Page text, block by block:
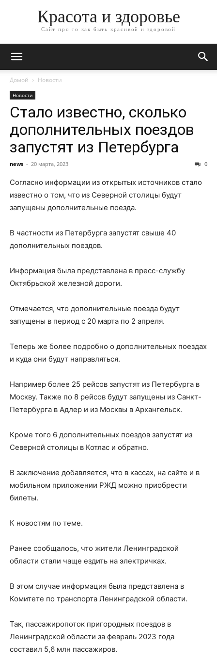
Красота и здоровье
Сайт про то как быть красивой и здоровой
Домой Новости
Новости
Стало известно, сколько
дополнительных поездов
запустят из Петербурга
news - 20 марта, 2023 0
Согласно информации из открытых источников стало
известно о том, что из Северной столицы будут
запущены дополнительные поезда.
В частности из Петербурга запустят свыше 40
дополнительных поездов.
Информация была представлена в пресс-службу
Октябрьской железной дороги.
Отмечается, что дополнительные поезда будут
запущены в период с 20 марта по 2 апреля.
Теперь же более подробно о дополнительных поездах
и куда они будут направляться.
Например более 25 рейсов запустят из Петербурга в
Москву. Также по 8 рейсов будут запущены из Санкт-
Петербурга в Адлер и из Москвы в Архангельск.
Кроме того 6 дополнительных поездов запустят из
Северной столицы в Котлас и обратно.
В заключение добавляется, что в кассах, на сайте и в
мобильном приложении РЖД можно приобрести
билеты.
К новостям по теме.
Ранее сообщалось, что жители Ленинградской
области стали чаще ездить на электричках.
В этом случае информация была представлена в
Комитете по транспорта Ленинградской области.
Так, пассажиропоток пригородных поездов в
Ленинградской области за февраль 2023 года
составил 5,6 млн пассажиров.